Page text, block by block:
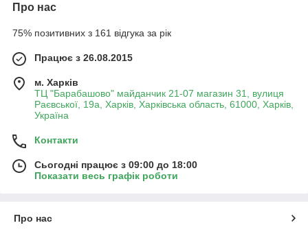
Про нас
75% позитивних з 161 відгука за рік
Працює з 26.08.2015
м. Харків
ТЦ "Барабашово" майданчик 21-07 магазин 31, вулиця
Раєвської, 19а, Харків, Харківська область, 61000, Харків,
Україна
Контакти
Сьогодні працює з 09:00 до 18:00
Показати весь графік роботи
Про нас